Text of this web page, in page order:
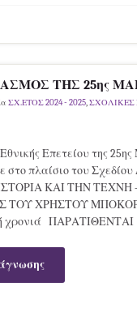
ΤΗΣ 25ης
ΣΧ.ΕΤΟΣ 2024 - 2025,ΣΧΟΛΙΚΕΣ
Επετείου της
στο πλαίσιο του
ΚΑΙ ΤΗΝ ΤΕΧΝΗ
ΧΡΗΣΤΟΥ
χρονιά